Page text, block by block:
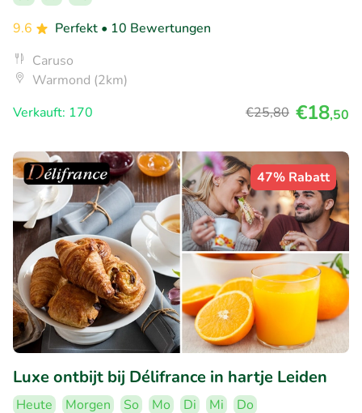
9.6
Perfekt • 10 Bewertungen
Caruso
Warmond (2km)
Verkauft: 170
€25,80 €18,50
47% Rabatt
Luxe ontbijt bij Délifrance in hartje Leiden
Heute Morgen So Mo Di Mi
Do